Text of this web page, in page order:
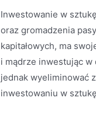
Inwestowanie w
oraz gromadzenia
kapitałowych, ma
i mądrze inwestując w
jednak wyeliminować
inwestowaniu w